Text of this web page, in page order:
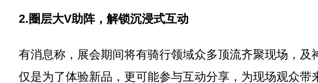
2.圈层大V助阵， 解锁沉浸式互动
有消息称，展会期间将有骑行领域众多顶流齐聚现场，
仅是为了体验新品，更可能参与互动分享，为现场观众带